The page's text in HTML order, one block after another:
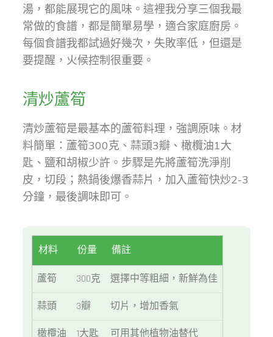
湯，都能展現它的風味。這裡我分享三個我最
常做的食譜，都是簡單易學，適合家庭廚房。
每個食譜我都試過好幾次，失敗率低，但還是
要提醒，火候控制很重要。
清炒蘆筍
清炒蘆筍是最基本的蘆筍料理，強調原味。材
料簡單：蘆筍300克、蒜頭3瓣、橄欖油1大
匙、鹽和胡椒少許。步驟是先將蘆筍洗淨削
皮，切段；熱鍋後爆香蒜片，加入蘆筍快炒2-3
分鐘，最後調味即可。
材料 份量 備註
蘆筍 300克 選擇中等粗細，新鮮為佳
蒜頭 3瓣 切片，增加香氣
橄欖油 1大匙 可用其他植物油替代